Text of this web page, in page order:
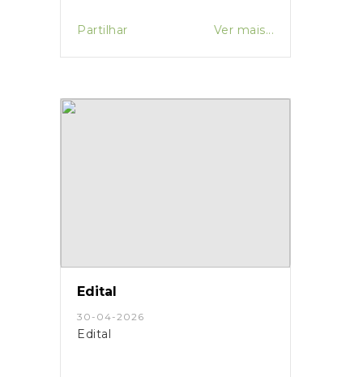
Partilhar Ver mais...
Edital
30-04-2026
Edital